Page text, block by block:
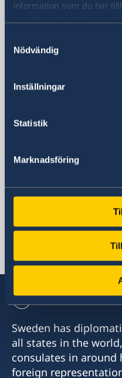
information som du har
Nödvändig
Inställningar
Statistik
Marknadsföring
Sweden in
Embassy
LCL Compound
Monrovia
LCL Compound
Monrovia
Phone
Sweden has
all states in the
consulates in around
foreign